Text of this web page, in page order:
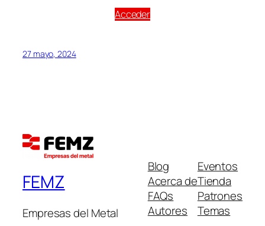
Acceder
27 mayo, 2024
FEMZ
Empresas del Metal
Blog
Acerca de
FAQs
Autores
Eventos
Tienda
Patrones
Temas